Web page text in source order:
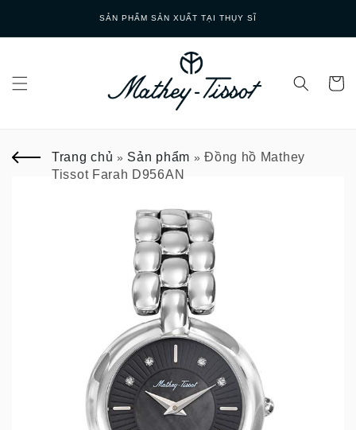
SẢN PHẨM SẢN XUẤT TẠI THỤY SĨ
Trang chủ » Sản phẩm »Đồng hồ Mathey
Tissot Farah D956AN